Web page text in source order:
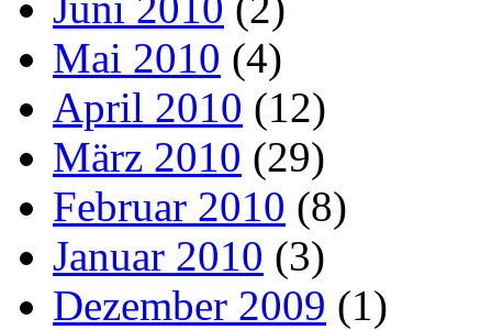
Mai 2010 (4)
April 2010 (12)
März 2010 (29)
Februar 2010 (8)
Januar 2010 (3)
Dezember 2009 (1)